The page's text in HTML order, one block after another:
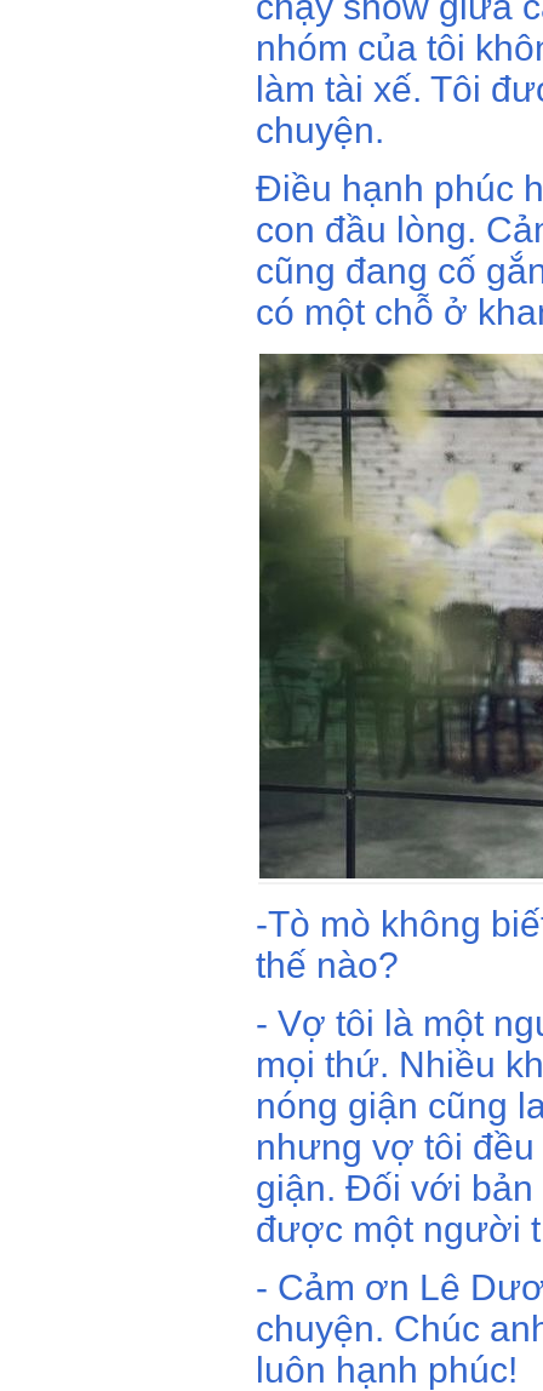
nhóm của tôi
làm tài xế. Tôi
chuyện.
Điều hạnh phúc
con đầu lòng.
cũng đang cố
có một chỗ ở
-Tò mò không
thế nào?
- Vợ tôi là một
mọi thứ. Nhiều
nóng giận cũng
nhưng vợ tôi
giận. Đối với bản
được một người
- Cảm ơn Lê
chuyện. Chúc
luôn hạnh phúc!